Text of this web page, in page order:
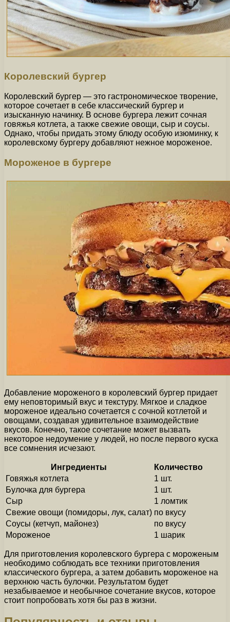
Королевский бургер
Королевский бургер — это гастрономическое творение,
которое сочетает в себе классический бургер и
изысканную начинку. В основе бургера лежит сочная
говяжья котлета, а также свежие овощи, сыр и соусы.
Однако, чтобы придать этому блюду особую изюминку, к
королевскому бургеру добавляют нежное мороженое.
Мороженое в бургере
Добавление мороженого в королевский бургер придает
ему неповторимый вкус и текстуру. Мягкое и сладкое
мороженое идеально сочетается с сочной котлетой и
овощами, создавая удивительное взаимодействие
вкусов. Конечно, такое сочетание может вызвать
некоторое недоумение у людей, но после первого куска
все сомнения исчезают.
Ингредиенты
Количество
Говяжья котлета
1 шт.
Булочка для бургера
1 шт.
Сыр
1 ломтик
Свежие овощи (помидоры, лук, салат) по вкусу
Соусы (кетчуп, майонез)
по вкусу
Мороженое
1 шарик
Для приготовления королевского бургера с мороженым
необходимо соблюдать все техники приготовления
классического бургера, а затем добавить мороженое на
верхнюю часть булочки. Результатом будет
незабываемое и необычное сочетание вкусов, которое
стоит попробовать хотя бы раз в жизни.